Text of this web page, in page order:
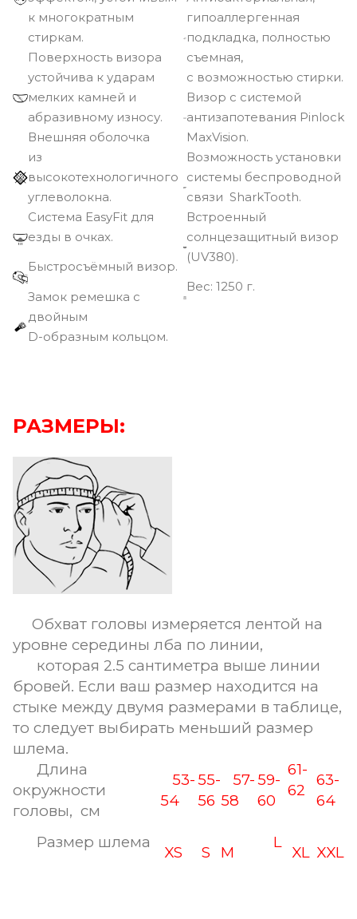
к многократным
стиркам.
Поверхность визора
устойчива к ударам
мелких камней и
абразивному износу.
Внешняя оболочка
из
высокотехнологичного
углеволокна.
Cистема EasyFit для
езды в очках.
Быстросъёмный визор.
Замок ремешка с
двойным
D-образным кольцом.
гипоаллергенная
подкладка, полностью
съемная,
с возможностью стирки.
Визор с системой
антизапотевания Pinlock
MaxVision.
Возможность установки
системы беспроводной
связи SharkTooth.
Встроенный
солнцезащитный визор
(UV380).
Вec: 1250 г.
РАЗМЕРЫ:
Обхват головы измеряется лентой на
уровне середины лба по линии,
которая 2.5 сантиметра выше линии
бровей. Если ваш размер находится на
стыке между двумя размерами в таблице,
то следует выбирать меньший размер
шлема.
Длина
окружности
головы, см
53-
54
55-
56
57-
58
59-
60
61-
62
63-
64
Размер шлема
XS S M
L
XL XXL